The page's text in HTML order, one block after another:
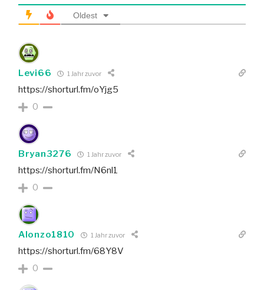
Oldest
Levi66 1 Jahr zuvor
https://shorturl.fm/oYjg5
0
Bryan3276 1 Jahr zuvor
https://shorturl.fm/N6nl1
0
Alonzo1810 1 Jahr zuvor
https://shorturl.fm/68Y8V
0